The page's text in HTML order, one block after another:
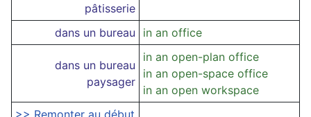
pâtisserie
dans un bureau in an office
dans un bureau
paysager
in an open-plan office
in an open-space office
in an open workspace